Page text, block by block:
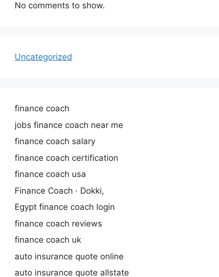
No comments to show.
Uncategorized
finance coach
jobs finance coach near me
finance coach salary
finance coach certification
finance coach usa
Finance Coach · Dokki,
Egypt finance coach login
finance coach reviews
finance coach uk
auto insurance quote online
auto insurance quote allstate